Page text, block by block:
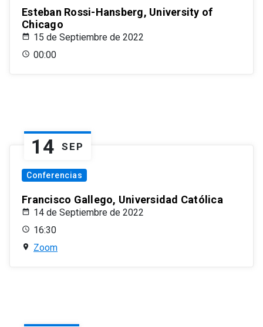
Esteban Rossi-Hansberg, University of
Chicago
15 de Septiembre de 2022
00:00
14 SEP
Conferencias
Francisco Gallego, Universidad Católica
14 de Septiembre de 2022
16:30
Zoom